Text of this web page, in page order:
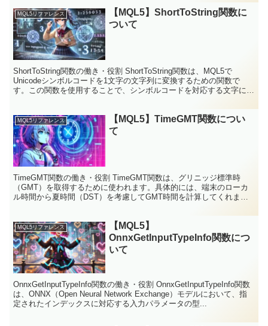
MQL5リファレンス
【MQL5】ShortToString関数に
ついて
ShortToString関数の働き・役割 ShortToString関数は、MQL5で
Unicodeシンボルコードを1文字の文字列に変換するための関数で
す。この関数を使用することで、シンボルコードを対応する文字に変
MQL5リファレンス
【MQL5】TimeGMT関数につい
て
TimeGMT関数の働き・役割 TimeGMT関数は、グリニッジ標準時
（GMT）を取得するために使われます。具体的には、端末のローカ
ル時間から夏時間（DST）を考慮してGMT時間を計算してくれま
MQL5リファレンス
【MQL5】
OnnxGetInputTypeInfo関数につ
いて
OnnxGetInputTypeInfo関数の働き・役割 OnnxGetInputTypeInfo関数
は、ONNX（Open Neural Network Exchange）モデルにおいて、指
定されたインデックスに対応する入力パラメータの型...